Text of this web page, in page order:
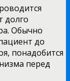
долго
Обычно
до
понадобится
перед